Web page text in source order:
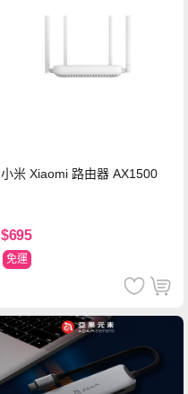
小米 Xiaomi 路由器 AX1500
$695
免運